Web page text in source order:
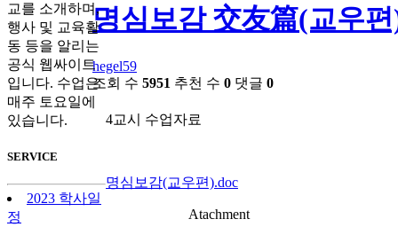
명심보감 交友篇(교우
hegel59
조회 수 5951 추천 수 0 댓글 0
4교시 수업자료
명심보감(교우편).doc
Atachment
교를 소개하며,
행사 및 교육활
동 등을 알리는
공식 웹싸이트
입니다. 수업은
매주 토요일에
있습니다.
SERVICE
2023 학사일
정